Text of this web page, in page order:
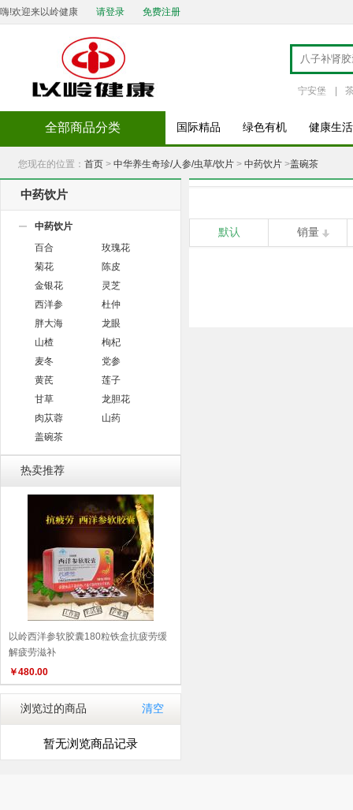
嗨!欢迎来以岭健康 请登录 免费注册
宁安堡
全部商品分类 国际精品 绿色有机 健康生活
您现在的位置： 首页 > 中华养生奇珍/人参/虫草/饮片 > 中药饮片 >盖碗茶
中药饮片
中药饮片
百合
玫瑰花
菊花
陈皮
金银花
灵芝
西洋参
杜仲
胖大海
龙眼
山楂
枸杞
麦冬
党参
黄芪
莲子
甘草
龙胆花
肉苁蓉
山药
盖碗茶
热卖推荐
以岭西洋参软胶囊180粒铁盒抗疲劳缓
解疲劳滋补
￥480.00
浏览过的商品 清空
暂无浏览商品记录
默认 销量